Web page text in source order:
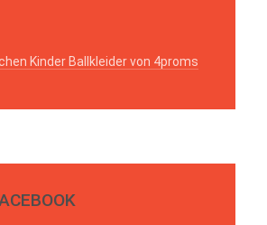
Kinder Ballkleider von 4proms